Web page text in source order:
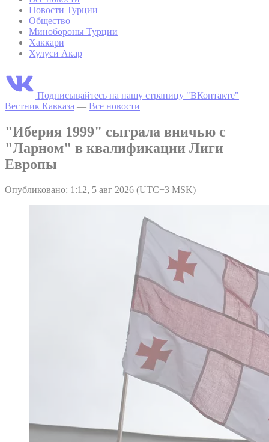
Новости Турции
Общество
Минобороны Турции
Хаккари
Хулуси Акар
Подписывайтесь на нашу страницу "ВКонтакте"
Вестник Кавказа — Все новости
"Иберия 1999" сыграла вничью с
"Ларном" в квалификации Лиги
Европы
Опубликовано: 1:12, 5 авг 2026 (UTC+3 MSK)